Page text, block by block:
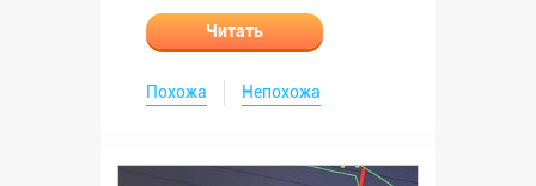
Читать
Похожа Непохожа